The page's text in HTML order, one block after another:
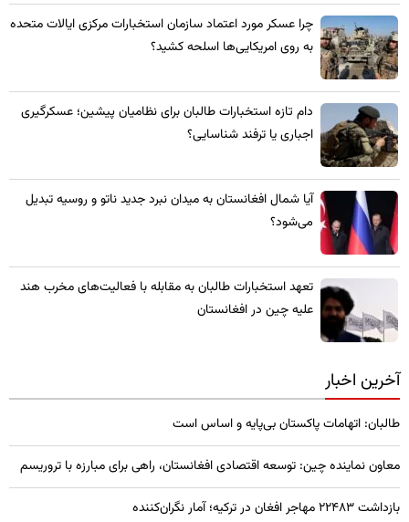
چرا عسکر مورد اعتماد سازمان استخبارات مرکزی ایالات متحده
به روی امریکایی‌ها اسلحه کشید؟
​دام تازه استخبارات طالبان برای نظامیان پیشین؛ عسکرگیری
اجباری یا ترفند شناسایی؟
​آیا شمال افغانستان به میدان نبرد جدید ناتو و روسیه تبدیل
می‌شود؟
تعهد استخبارات طالبان به مقابله با فعالیت‌های مخرب هند
علیه چین در افغانستان
آخرین اخبار
طالبان: اتهامات پاکستان بی‌پایه و اساس است
معاون نماینده چین: توسعه اقتصادی افغانستان، راهی برای مبارزه با تروریسم
بازداشت ۲۲۴۸۳ مهاجر افغان در ترکیه؛ آمار نگران‌کننده